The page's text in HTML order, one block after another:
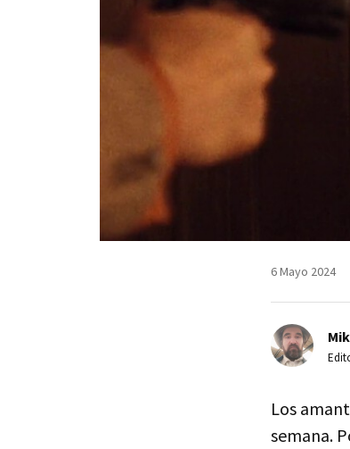
6 Mayo 2024
Los
semana.